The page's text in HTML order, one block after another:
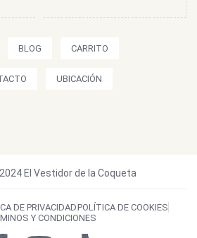
BLOG CARRITO
UBICACIÓN
El Vestidor de la Coqueta
DE PRIVACIDADPOLÍTICA DE COOKIES
Y CONDICIONES